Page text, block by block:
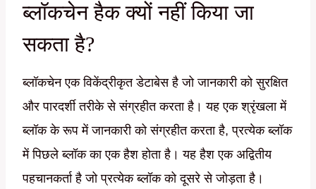
ब्लॉकचेन हैक क्यों नहीं किया जा
सकता है?
ब्लॉकचेन एक विकेंद्रीकृत डेटाबेस है जो जानकारी को सुरक्षित
और पारदर्शी तरीके से संग्रहीत करता है। यह एक श्रृंखला में
ब्लॉक के रूप में जानकारी को संग्रहीत करता है, प्रत्येक ब्लॉक
में पिछले ब्लॉक का एक हैश होता है। यह हैश एक अद्वितीय
पहचानकर्ता है जो प्रत्येक ब्लॉक को दूसरे से जोड़ता है।